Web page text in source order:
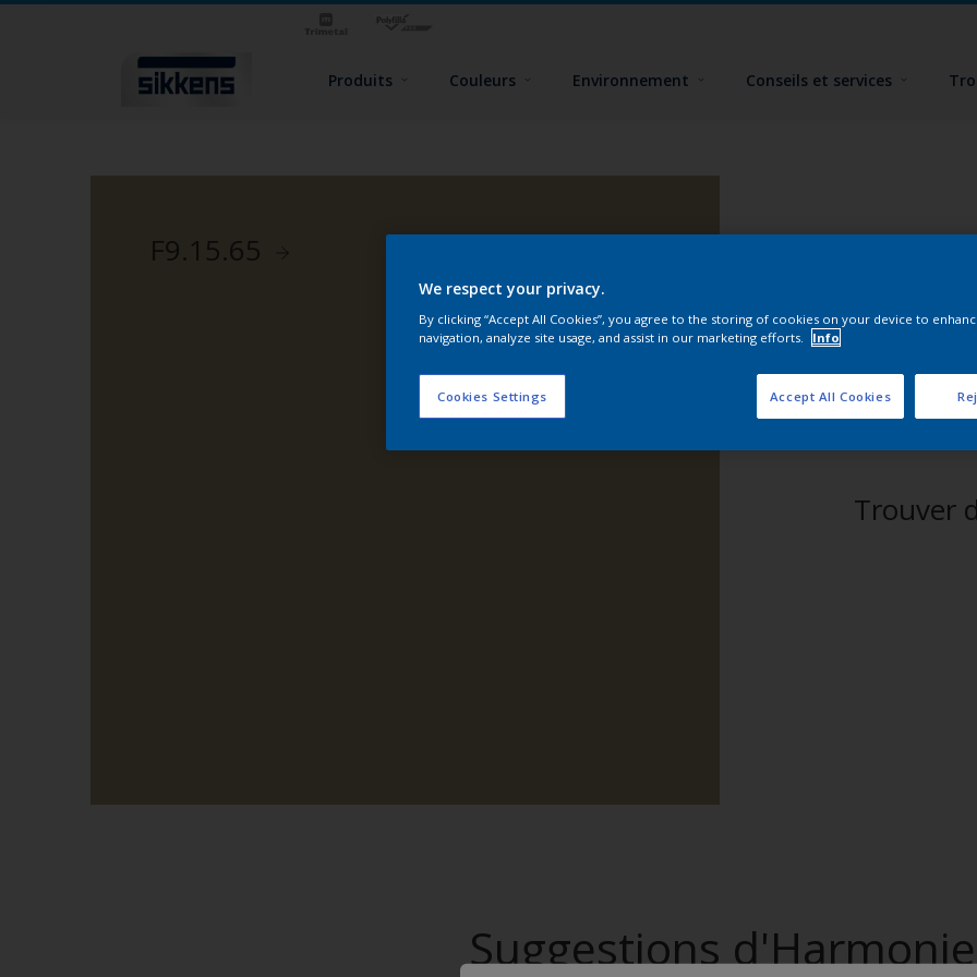
Produits Couleurs Environnement Conseils et services
F9.15.65
Trouver
Suggestions
We respect your privacy.
By clicking “Accept All Cookies”, you agree to the storing of cookies on your device to
navigation, analyze site usage, and assist in our marketing efforts.
Info
Cookies Settings Accept All Cookies